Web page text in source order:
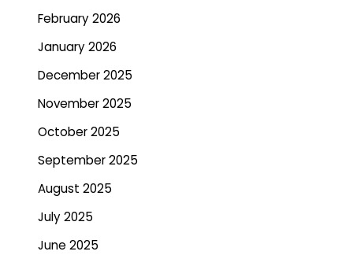
February 2026
January 2026
December 2025
November 2025
October 2025
September 2025
August 2025
July 2025
June 2025